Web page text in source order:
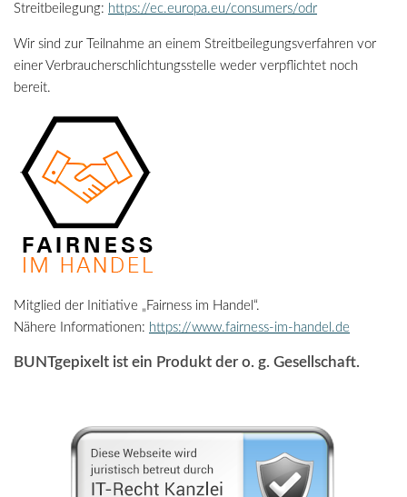
Streitbeilegung: https://ec.europa.eu/consumers/odr
Wir sind zur Teilnahme an einem Streitbeilegungsverfahren vor
einer Verbraucherschlichtungsstelle weder verpflichtet noch
bereit.
Mitglied der Initiative „Fairness im Handel“.
Nähere Informationen: https://www.fairness-im-handel.de
BUNTgepixelt ist ein Produkt der o. g. Gesellschaft.